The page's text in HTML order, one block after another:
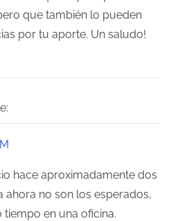
que también lo pueden
por tu aporte. Un saludo!
hace aproximadamente dos
ahora no son los esperados,
en una oficina.